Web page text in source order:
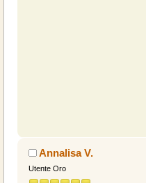
Annalisa V.
Utente Oro